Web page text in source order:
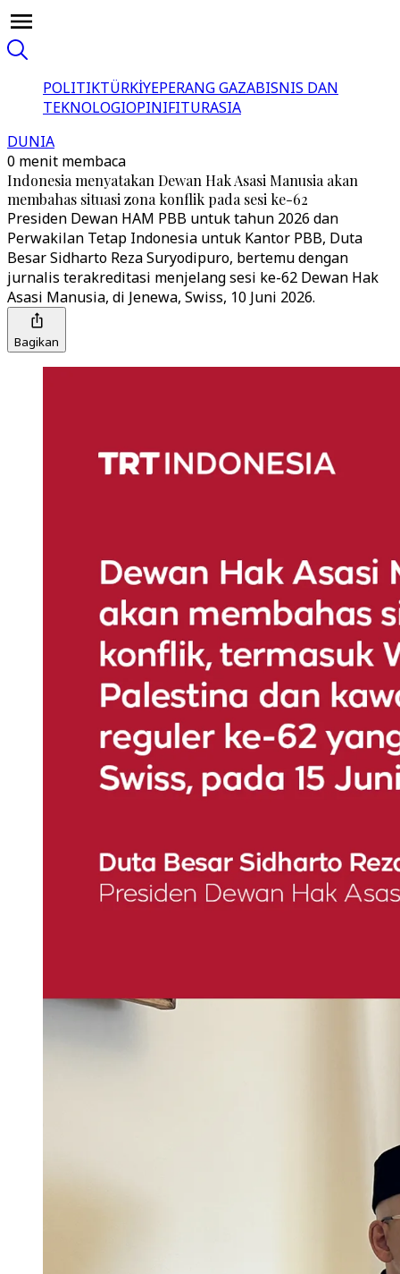
POLITIKTÜRKİYEPERANG GAZABISNIS DAN
TEKNOLOGIOPINIFITURASIA
DUNIA
0 menit membaca
Indonesia menyatakan Dewan Hak Asasi Manusia akan
membahas situasi zona konflik pada sesi ke-62
Presiden Dewan HAM PBB untuk tahun 2026 dan
Perwakilan Tetap Indonesia untuk Kantor PBB, Duta
Besar Sidharto Reza Suryodipuro, bertemu dengan
jurnalis terakreditasi menjelang sesi ke-62 Dewan Hak
Asasi Manusia, di Jenewa, Swiss, 10 Juni 2026.
Bagikan